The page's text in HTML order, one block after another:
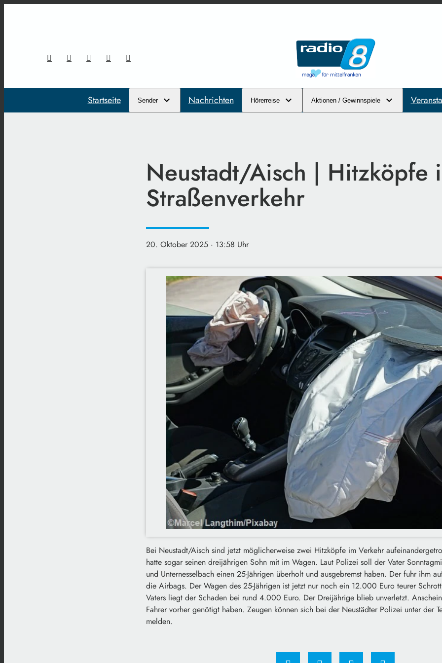
Startseite Sender Nachrichten Hörerreise Aktionen / Gewinnspiele
Neustadt/Aisch | Hitzköpfe
Straßenverkehr
20. Oktober 2025 · 13:58 Uhr
Bei Neustadt/Aisch sind jetzt möglicherweise zwei Hitzköpfe im Verkehr
hatte sogar seinen dreijährigen Sohn mit im Wagen. Laut Polizei soll der Vater
und Unternesselbach einen 25-Jährigen überholt und ausgebremst haben. Der fuhr ihm
die Airbags. Der Wagen des 25-Jährigen ist jetzt nur noch ein 12.000 Euro teurer
Vaters liegt der Schaden bei rund 4.000 Euro. Der Dreijährige blieb unverletzt.
Fahrer vorher genötigt haben. Zeugen können sich bei der Neustädter Polizei unter der
melden.